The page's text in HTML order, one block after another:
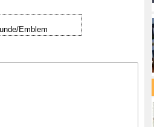
Emblem